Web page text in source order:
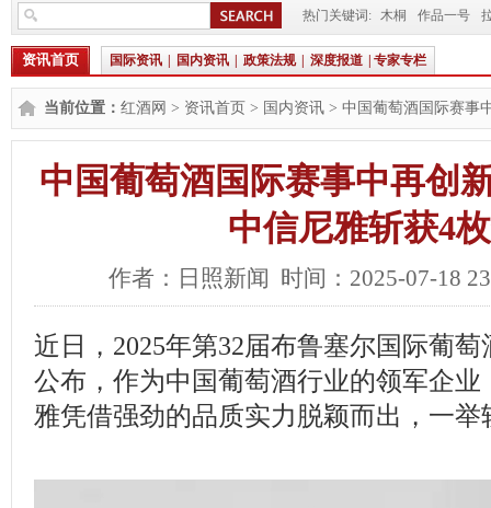
热门关键词: 木桐 作品一号
资讯首页 国际资讯 国内资讯 政策法规 深度报道 专家专栏
当前位置： 红酒网 > 资讯首页 > 国内资讯 > 中国葡萄酒国际赛事
中国葡萄酒国际赛事中再创
中信尼雅斩获4
作者：日照新闻 时间：2025-07-18
近日，2025年第32届布鲁塞尔国际葡
公布，作为中国葡萄酒行业的领军企
雅凭借强劲的品质实力脱颖而出，一举